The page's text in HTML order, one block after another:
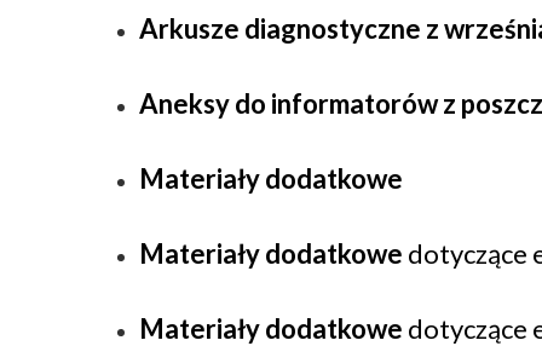
Arkusze diagnostyczne z
Aneksy do informatorów z
Materiały dodatkowe
Materiały dodatkowe dotyczące
Materiały dodatkowe dotyczące